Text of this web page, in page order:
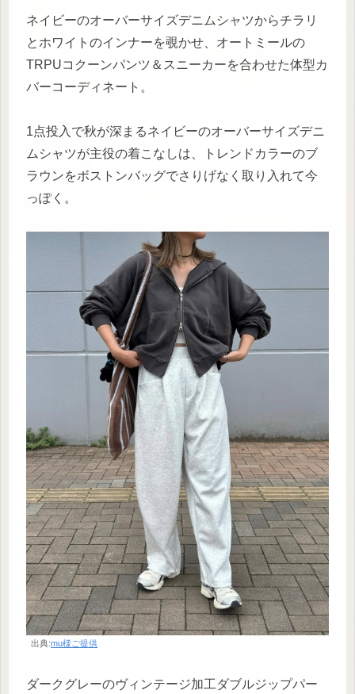
ネイビーのオーバーサイズデニムシャツからチラリ
とホワイトのインナーを覗かせ、オートミールの
TRPUコクーンパンツ＆スニーカーを合わせた体型カ
バーコーディネート。
1点投入で秋が深まるネイビーのオーバーサイズデニ
ムシャツが主役の着こなしは、トレンドカラーのブ
ラウンをボストンバッグでさりげなく取り入れて今
っぽく。
出典:mu様ご提供
ダークグレーのヴィンテージ加工ダブルジップパー